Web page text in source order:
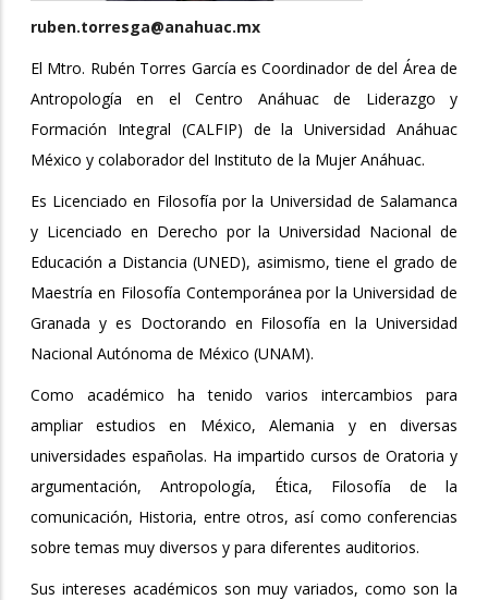
ruben.torresga@anahuac.mx
El Mtro. Rubén Torres García es Coordinador de del Área de
Antropología en el Centro Anáhuac de Liderazgo y
Formación Integral (CALFIP) de la Universidad Anáhuac
México y colaborador del Instituto de la Mujer Anáhuac.
Es Licenciado en Filosofía por la Universidad de Salamanca
y Licenciado en Derecho por la Universidad Nacional de
Educación a Distancia (UNED), asimismo, tiene el grado de
Maestría en Filosofía Contemporánea por la Universidad de
Granada y es Doctorando en Filosofía en la Universidad
Nacional Autónoma de México (UNAM).
Como académico ha tenido varios intercambios para
ampliar estudios en México, Alemania y en diversas
universidades españolas. Ha impartido cursos de Oratoria y
argumentación, Antropología, Ética, Filosofía de la
comunicación, Historia, entre otros, así como conferencias
sobre temas muy diversos y para diferentes auditorios.
Sus intereses académicos son muy variados, como son la